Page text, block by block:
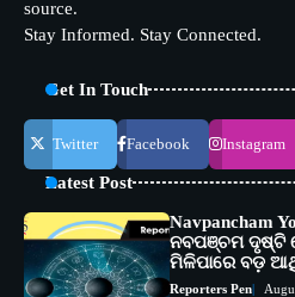
source.
Stay Informed. Stay Connected.
Get In Touch
Twitter Facebook Instagram
Latest Post
Navpancham
ନବପଞ୍ଚମ ଦୃଷ୍ଟି
ମିଳିପାରେ ବଡ଼
Reporters Pen